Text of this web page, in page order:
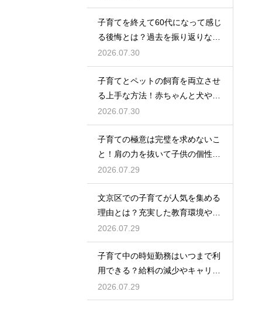
マンスを上げる術
子育てを終えて60代になって感じ
る後悔とは？過去を振り返りなが
らこれからの自分の人生を豊かに
生きるためのヒント
2026.07.30
子育てとペットの飼育を両立させ
る上手な方法！赤ちゃんと犬や猫
が安全に仲良く暮らすための環境
作りと注意点
2026.07.30
子育ての極意は完璧を求めないこ
と！肩の力を抜いて子供の個性を
尊重しながら笑顔で育児を楽しむ
ためのマインド
2026.07.29
文京区での子育てが人気を集める
理由とは？充実した教育環境や支
援制度を活用して都会で快適に育
児をする術
2026.07.29
子育て中の時短勤務はいつまで利
用できる？給料の減少やキャリア
への影響を考慮して賢く働くため
のポイント
2026.07.29